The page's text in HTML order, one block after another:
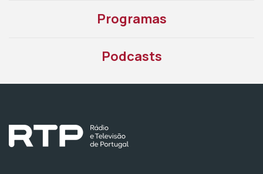
Programas
Podcasts